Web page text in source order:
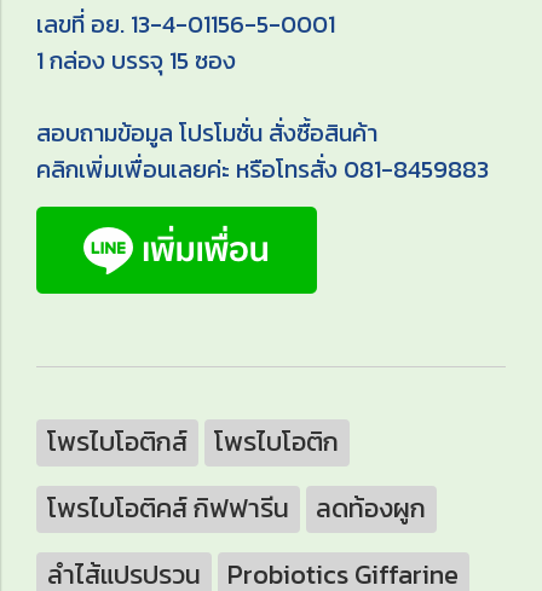
เลขที่ อย. 13-4-01156-5-0001
1 กล่อง บรรจุ 15 ซอง
สอบถามข้อมูล โปรโมชั่น สั่งซื้อสินค้า
คลิกเพิ่มเพื่อนเลยค่ะ หรือโทรสั่ง 081-8459883
โพรไบโอติกส์
โพรไบโอติก
โพรไบโอติคส์ กิฟฟารีน
ลดท้องผูก
ลำไส้แปรปรวน
Probiotics Giffarine